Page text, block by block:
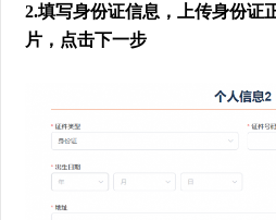
2.填写身份证信息，上传身份证
片，点击下一步